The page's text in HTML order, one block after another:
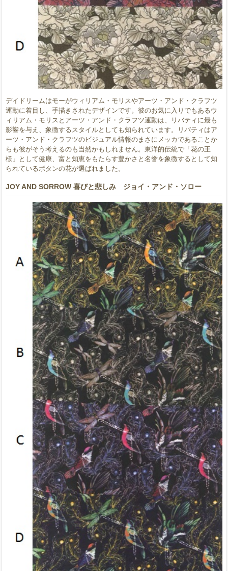
デイドリームはモーがウィリアム・モリスやアーツ・アンド・クラフツ
運動に着目し、手描きされたデザインです。彼のお気に入りでもあるウ
ィリアム・モリスとアーツ・アンド・クラフツ運動は、リバティに最も
影響を与え、象徴するスタイルとしても知られています。リバティはア
ーツ・アンド・クラフツのビジュアル情報のまさにメッカであることか
らも彼がそう考えるのも当然かもしれません。東洋的伝統で「花の王
様」として健康、富と知恵をもたらす豊かさと名誉を象徴するとして知
られているボタンの花が選ばれました。
JOY AND SORROW 喜びと悲しみ ジョイ・アンド・ソロー